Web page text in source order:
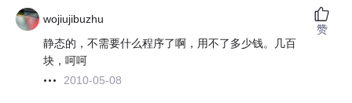
wojiujibuzhu
静态的，不需要什么程序了啊，用不了多少钱。几百
块，呵呵
2010-05-08
赞